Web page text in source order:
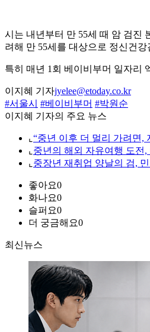
시는 내년부터 만 55세 때 암 검진
려해 만 55세를 대상으로 정신건
특히 매년 1회 베이비부머 일자리
이지혜 기자jyelee@etoday.co.kr
#서울시 #베이비부머 #박원순
이지혜 기자의 주요 뉴스
⌞ “중년 이후 더 멀리 가려면,
⌞ 중년의 해외 자유여행 도전
⌞ 중장년 재취업 양날의 검,
좋아요0
화나요0
슬퍼요0
더 궁금해요0
최신뉴스